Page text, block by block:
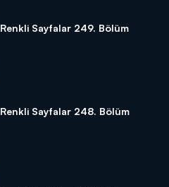
Renkli Sayfalar 249. Bölüm
Renkli Sayfalar 248. Bölüm